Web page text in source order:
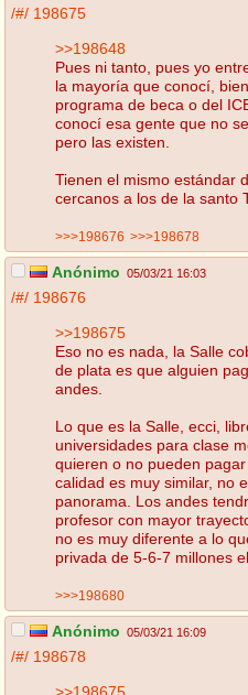
/#/ 198675
>>198648
Pues ni tanto, pues yo
la mayoría que conocí,
programa de beca o del
conocí esa gente que no
pero las existen.
Tienen el mismo estándar
cercanos a los de la santo
>>>198676 >>>198678
Anónimo 05/03/21 16:03
/#/ 198676
>>198675
Eso no es nada, la Salle
de plata es que alguien
andes.
Lo que es la Salle, ecci,
universidades para clase
quieren o no pueden
calidad es muy similar, no
panorama. Los andes
profesor con mayor
no es muy diferente a lo
privada de 5-6-7 millones
>>>198680
Anónimo 05/03/21 16:09
/#/ 198678